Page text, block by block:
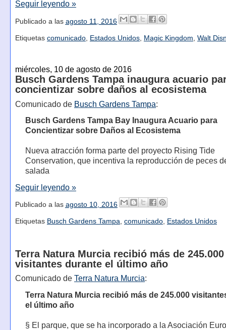
Seguir leyendo »
Publicado a las agosto 11, 2016
Etiquetas comunicado, Estados Unidos, Magic Kingdom Walt
miércoles, 10 de agosto de 2016
Busch Gardens Tampa inaugura acuario
concientizar sobre daños al ecosistema
Comunicado de Busch Gardens Tampa:
Busch Gardens Tampa Bay Inaugura Acuario para
Concientizar sobre Daños al Ecosistema
Nueva atracción forma parte del proyecto Rising Tide
Conservation, que incentiva la reproducción de peces
salada
Seguir leyendo »
Publicado a las agosto 10, 2016
Etiquetas Busch Gardens Tampa, comunicado, Estados Unidos
Terra Natura Murcia recibió más de 245.000
visitantes durante el último año
Comunicado de Terra Natura Murcia:
Terra Natura Murcia recibió más de 245.000
el último año
§ El parque, que se ha incorporado a la Asociación